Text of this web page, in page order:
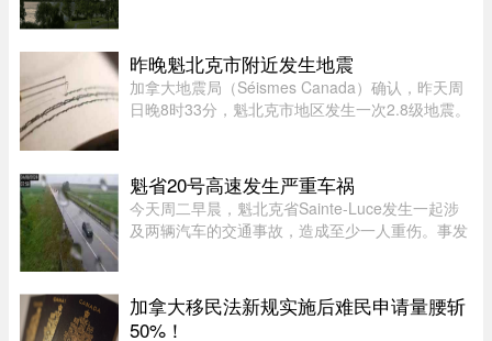
动将存在相当大的安全隐患。”“强 ...
昨晚魁北克市附近发生地震
加拿大地震局（Séismes Canada）确认，昨天周
日晚8时33分，魁北克市地区发生一次2.8级地震。
动，形容感觉像打雷或重型车 ...
魁省20号高速发生严重车祸
今天周二早晨，魁北克省Sainte-Luce发生一起涉
及两辆汽车的交通事故，造成至少一人重伤。事发
处。目前事故具体原因尚未公布 ...
加拿大移民法新规实施后难民申请量腰斩
50%！